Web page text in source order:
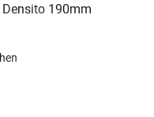
190mm